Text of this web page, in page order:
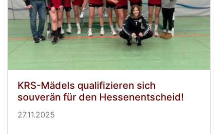
KRS-Mädels qualifizieren sich
souverän für den Hessenentscheid!
27.11.2025